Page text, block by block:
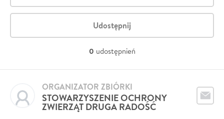
Udostępnij
0 udostępnień
STOWARZYSZENIE OCHRONY
ZWIERZĄT DRUGA RADOŚĆ
ORGANIZATOR ZBIÓRKI